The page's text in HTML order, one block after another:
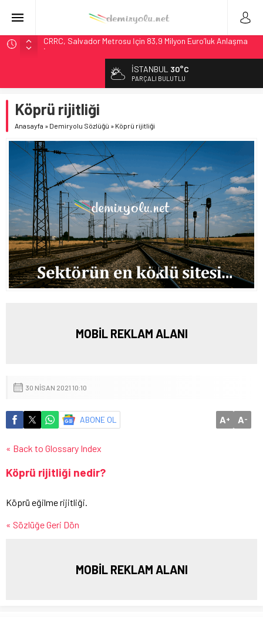
İmzaladı
Fortescue ile Knorr-Bremse’den 99 Milyon Euro’luk
Sinyalizasyon Anlaşması
Stadler, Austin’e 21 CITYLINK Hafif Raylı Aracı Tedarik
9,9 Milyar Dolarlık Mor Hat’ta Tel Testleri Başladı
Utah’ta 31 Milyon Dolarlık Proje Trafik Çilesini Bitiriyor
İSTANBUL 30°C
PARÇALI BULUTLU
Köprü rijitliği
Anasayfa » Demiryolu Sözlüğü » Köprü rijitliği
MOBİL REKLAM ALANI
30 NISAN 2021 10:10
ABONE OL A+ A-
« Back to Glossary Index
Köprü rijitliği nedir?
Köprü eğilme rijitliği.
« Sözlüğe Geri Dön
MOBİL REKLAM ALANI